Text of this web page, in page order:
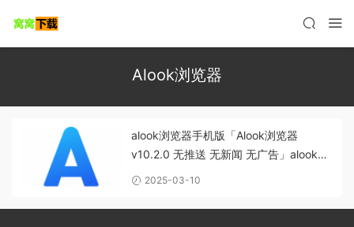
Alook浏览器
alook浏览器手机版「Alook浏览器
v10.2.0 无推送 无新闻 无广告」alook浏
览器下载
2025-03-10